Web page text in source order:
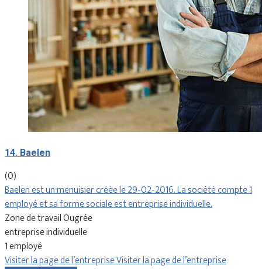
14. Baelen
(0)
Baelen est un menuisier créée le 29-02-2016. La société compte 1
employé et sa forme sociale est entreprise individuelle.
Zone de travail Ougrée
entreprise individuelle
1 employé
Visiter la page de l’entrepriseVisiter la page de l’entreprise